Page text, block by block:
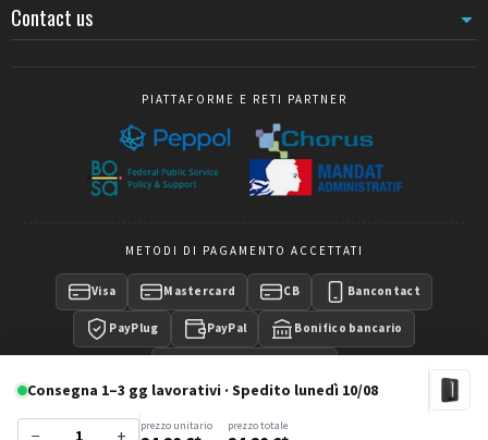
Consegna 1–3 gg lavorativi · Spedito lunedì 10/08
− + prezzo unitario prezzo totale
Contact us
PIATTAFORME E RETI PARTNER
METODI DI PAGAMENTO ACCETTATI
Visa Mastercard CB Bancontact
PayPlug PayPal Bonifico bancario